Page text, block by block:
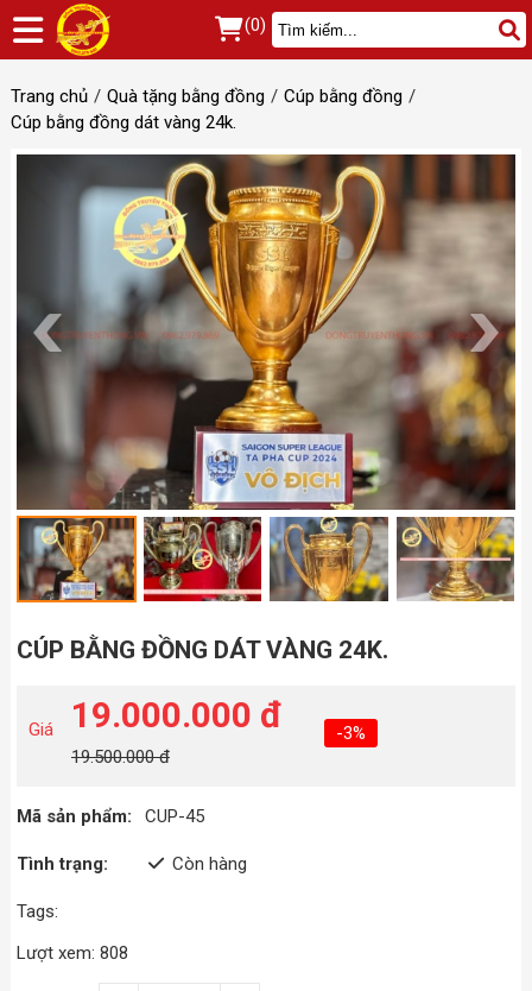
(0)
Trang chủ Quà tặng bằng đồng
Cúp bằng đồng
Cúp bằng đồng dát vàng 24k.
CÚP BẰNG ĐỒNG DÁT VÀNG 24K.
Giá 19.000.000 đ
19.500.000 đ
-3%
Mã sản phẩm: CUP-45
Tình trạng: Còn hàng
Tags:
Lượt xem: 808